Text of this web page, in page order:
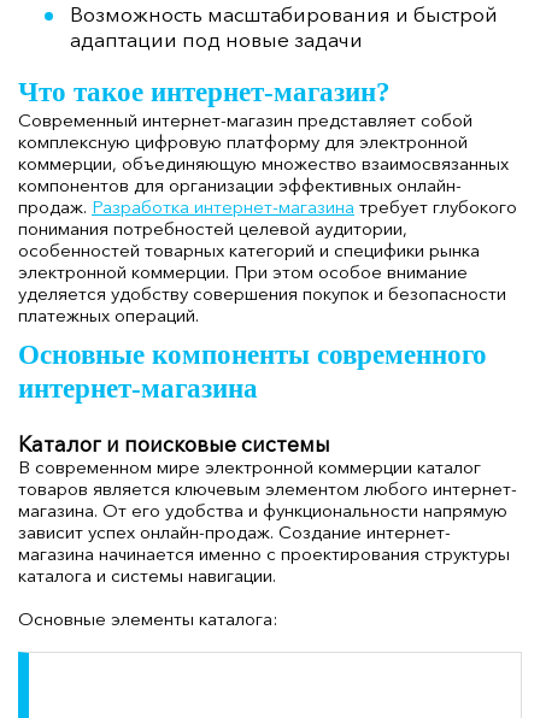
Возможность масштабирования и быстрой
адаптации под новые задачи
Что такое интернет-магазин?
Современный интернет-магазин представляет собой
комплексную цифровую платформу для электронной
коммерции, объединяющую множество взаимосвязанных
компонентов для организации эффективных онлайн-
продаж. Разработка интернет-магазина требует глубокого
понимания потребностей целевой аудитории,
особенностей товарных категорий и специфики рынка
электронной коммерции. При этом особое внимание
уделяется удобству совершения покупок и безопасности
платежных операций.
Основные компоненты современного
интернет-магазина
Каталог и поисковые системы
В современном мире электронной коммерции каталог
товаров является ключевым элементом любого интернет-
магазина. От его удобства и функциональности напрямую
зависит успех онлайн-продаж. Создание интернет-
магазина начинается именно с проектирования структуры
каталога и системы навигации.
Основные элементы каталога: